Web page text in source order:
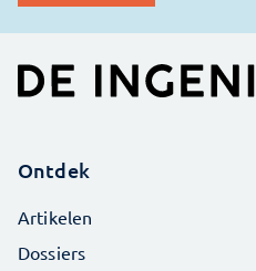
Ontdek
Artikelen
Dossiers